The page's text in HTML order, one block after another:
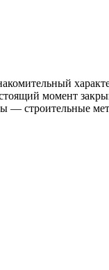
момент
— строительные